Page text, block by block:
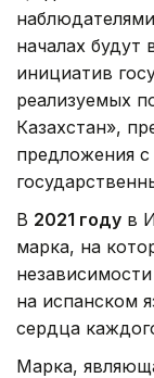
началах будут
инициатив
реализуемых
Казахстан»,
предложения
В 2021 году в
марка, на
на испанском
сердца
Марка,